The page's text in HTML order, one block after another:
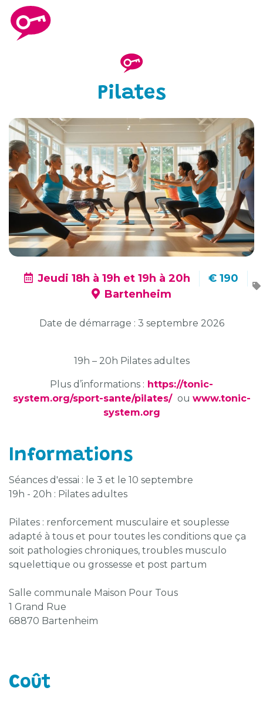
Pilates
Jeudi 18h à 19h et 19h à 20h
€ 190
Bartenheim
Date de démarrage : 3 septembre 2026
19h – 20h Pilates adultes
Plus d’informations : https://tonic-
system.org/sport-sante/pilates/ ou www.tonic-
system.org
Informations
Séances d'essai : le 3 et le 10 septembre
19h - 20h : Pilates adultes
Pilates : renforcement musculaire et souplesse
adapté à tous et pour toutes les conditions que ça
soit pathologies chroniques, troubles musculo
squelettique ou grossesse et post partum
Salle communale Maison Pour Tous
1 Grand Rue
68870 Bartenheim
Coût